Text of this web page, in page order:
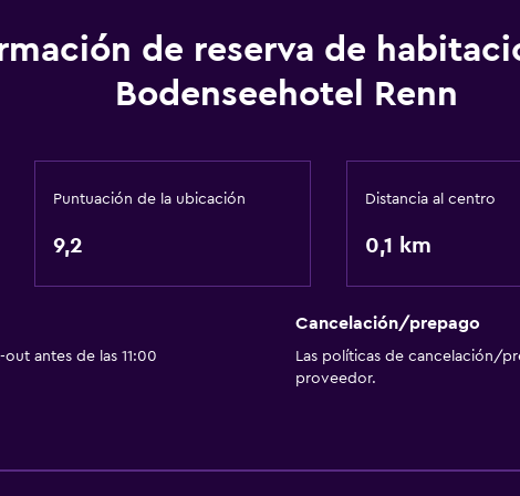
Ducha
Tina de baño
Secador de pelo
Sistema de entretenimiento
Radio
TV de pantalla plana
de reserva de
Bodenseehotel Renn
Puntuación de la ubicación
9,2
Distancia al centro
0,1 km
antes de las 11:00
Cancelación/prepago
Las políticas de cancelación/
proveedor.